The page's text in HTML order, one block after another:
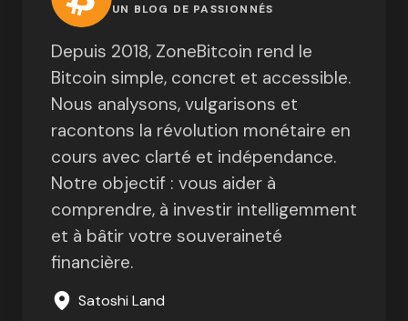
UN BLOG DE PASSIONNÉS
Depuis 2018, ZoneBitcoin rend le
Bitcoin simple, concret et accessible.
Nous analysons, vulgarisons et
racontons la révolution monétaire en
cours avec clarté et indépendance.
Notre objectif : vous aider à
comprendre, à investir intelligemment
et à bâtir votre souveraineté
financière.
Satoshi Land